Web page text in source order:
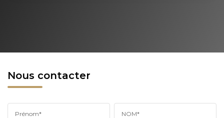
Nous contacter
Prénom* NOM*